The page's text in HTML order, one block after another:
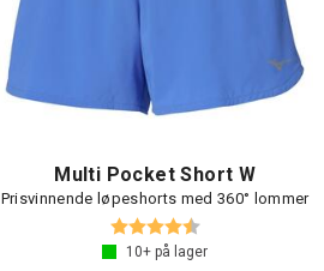
Multi Pocket Short W
Prisvinnende løpeshorts med 360° lommer
Karakter: 4.3 av 5 mulige
10+ på lager